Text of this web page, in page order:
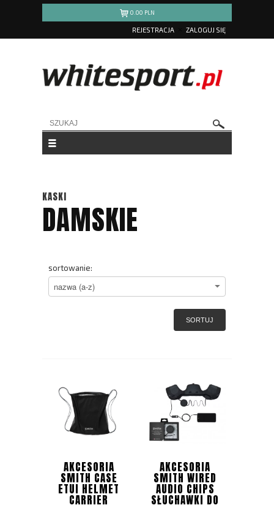
0.00 PLN
REJESTRACJA ZALOGUJ SIĘ
KASKI
DAMSKIE
sortowanie:
SORTUJ
AKCESORIA
SMITH CASE
ETUI HELMET
CARRIER
AKCESORIA
SMITH WIRED
AUDIO CHIPS
SŁUCHAWKI DO